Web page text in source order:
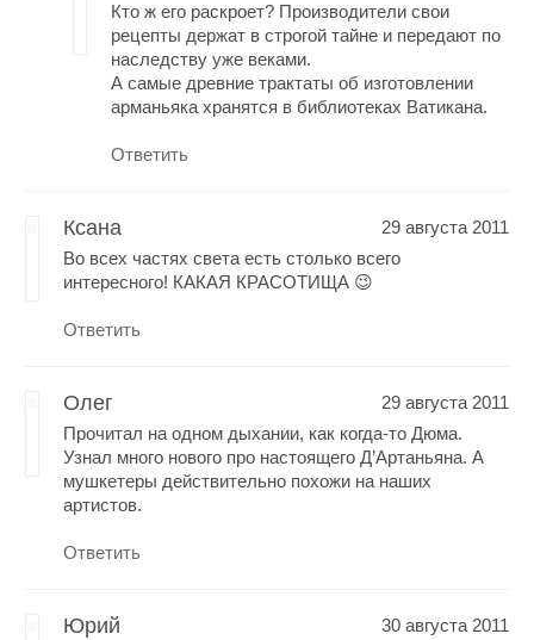
Кто ж его раскроет? Производители свои
рецепты держат в строгой тайне и передают по
наследству уже веками.
А самые древние трактаты об изготовлении
арманьяка хранятся в библиотеках Ватикана.
Ответить
Ксана
29 августа 2011
Во всех частях света есть столько всего
интересного! КАКАЯ КРАСОТИЩА 😉
Ответить
Олег
29 августа 2011
Прочитал на одном дыхании, как когда-то Дюма.
Узнал много нового про настоящего Д’Артаньяна. А
мушкетеры действительно похожи на наших
артистов.
Ответить
Юрий
30 августа 2011